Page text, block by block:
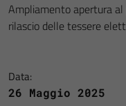
Ampliamento apertura
rilascio delle tessere
Data:
26 Maggio 2025